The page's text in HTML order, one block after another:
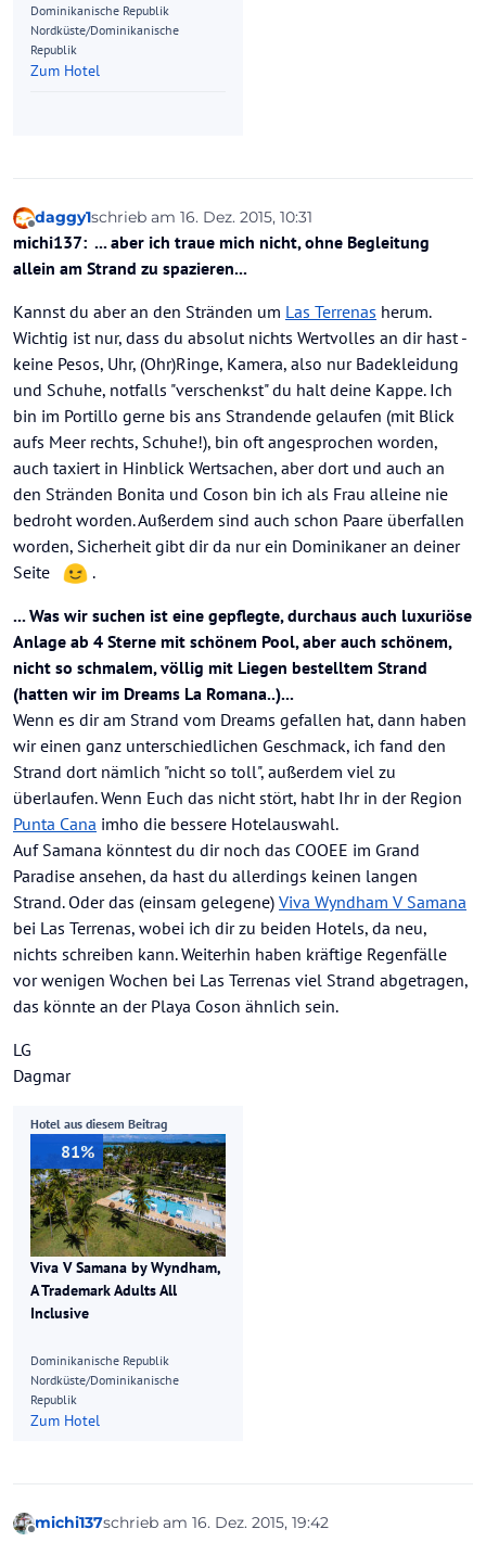
Dominikanische Republik
Nordküste/Dominikanische
Republik
Zum Hotel
Offline
daggy1schrieb am 16. Dez. 2015, 10:31
zuletzt editiert von
michi137: ... aber ich traue mich nicht, ohne Begleitung
allein am Strand zu spazieren...
Kannst du aber an den Stränden um Las Terrenas herum.
Wichtig ist nur, dass du absolut nichts Wertvolles an dir hast -
keine Pesos, Uhr, (Ohr)Ringe, Kamera, also nur Badekleidung
und Schuhe, notfalls "verschenkst" du halt deine Kappe. Ich
bin im Portillo gerne bis ans Strandende gelaufen (mit Blick
aufs Meer rechts, Schuhe!), bin oft angesprochen worden,
auch taxiert in Hinblick Wertsachen, aber dort und auch an
den Stränden Bonita und Coson bin ich als Frau alleine nie
bedroht worden. Außerdem sind auch schon Paare überfallen
worden, Sicherheit gibt dir da nur ein Dominikaner an deiner
Seite
.
... Was wir suchen ist eine gepflegte, durchaus auch luxuriöse
Anlage ab 4 Sterne mit schönem Pool, aber auch schönem,
nicht so schmalem, völlig mit Liegen bestelltem Strand
(hatten wir im Dreams La Romana..)...
Wenn es dir am Strand vom Dreams gefallen hat, dann haben
wir einen ganz unterschiedlichen Geschmack, ich fand den
Strand dort nämlich "nicht so toll", außerdem viel zu
überlaufen. Wenn Euch das nicht stört, habt Ihr in der Region
Punta Cana imho die bessere Hotelauswahl.
Auf Samana könntest du dir noch das COOEE im Grand
Paradise ansehen, da hast du allerdings keinen langen
Strand. Oder das (einsam gelegene) Viva Wyndham V Samana
bei Las Terrenas, wobei ich dir zu beiden Hotels, da neu,
nichts schreiben kann. Weiterhin haben kräftige Regenfälle
vor wenigen Wochen bei Las Terrenas viel Strand abgetragen,
das könnte an der Playa Coson ähnlich sein.
LG
Dagmar
Hotel aus diesem Beitrag
81%
Viva V Samana by Wyndham,
A Trademark Adults All
Inclusive
Dominikanische Republik
Nordküste/Dominikanische
Republik
Zum Hotel
michi137schrieb am 16. Dez. 2015, 19:42
zuletzt editiert von